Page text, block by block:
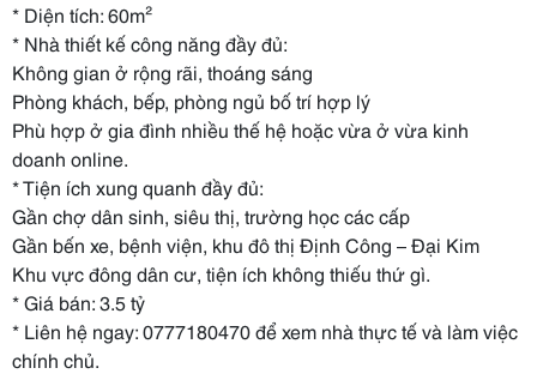
* Diện tích: 60m²
* Nhà thiết kế công năng đầy đủ:
Không gian ở rộng rãi, thoáng sáng
Phòng khách, bếp, phòng ngủ bố trí hợp lý
Phù hợp ở gia đình nhiều thế hệ hoặc vừa ở vừa kinh
doanh online.
* Tiện ích xung quanh đầy đủ:
Gần chợ dân sinh, siêu thị, trường học các cấp
Gần bến xe, bệnh viện, khu đô thị Định Công – Đại Kim
Khu vực đông dân cư, tiện ích không thiếu thứ gì.
* Giá bán: 3.5 tỷ
* Liên hệ ngay: 0777180470 để xem nhà thực tế và làm việc
chính chủ.